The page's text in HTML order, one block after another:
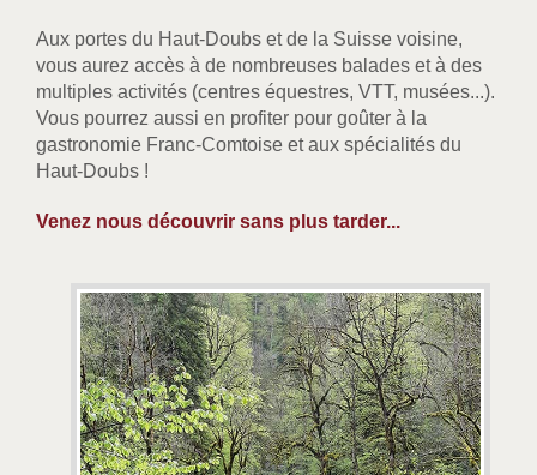
Aux portes du Haut-Doubs et de la Suisse voisine,
vous aurez accès à de nombreuses balades et à des
multiples activités (centres équestres, VTT, musées...).
Vous pourrez aussi en profiter pour goûter à la
gastronomie Franc-Comtoise et aux spécialités du
Haut-Doubs !
Venez nous découvrir sans plus tarder...